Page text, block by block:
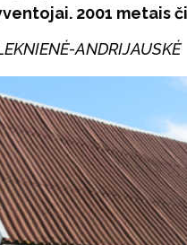
2001 metais
ANDRIJAUSKĖ